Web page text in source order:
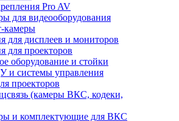
Pro AV
для видеооборудования
камеры
для дисплеев и мониторов
для проекторов
оборудование и стойки
и системы управления
проекторов
(камеры ВКС, кодеки,
и комплектующие для ВКС